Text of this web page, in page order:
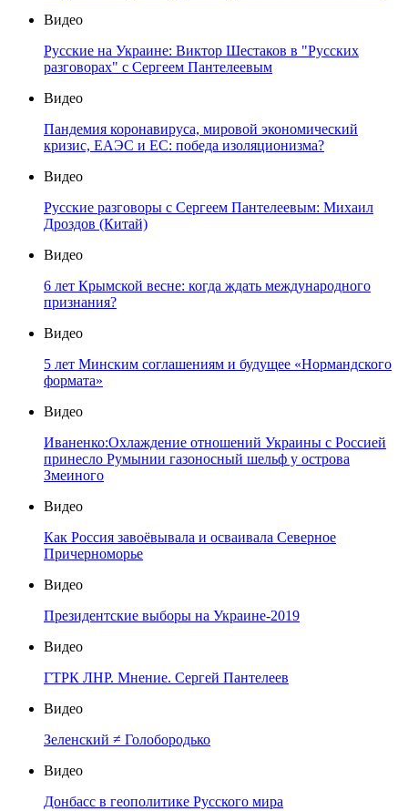
Видео
Русские на Украине: Виктор Шестаков в "Русских
разговорах" с Сергеем Пантелеевым
Видео
Пандемия коронавируса, мировой экономический
кризис, ЕАЭС и ЕС: победа изоляционизма?
Видео
Русские разговоры с Сергеем Пантелеевым: Михаил
Дроздов (Китай)
Видео
6 лет Крымской весне: когда ждать международного
признания?
Видео
5 лет Минским соглашениям и будущее «Нормандского
формата»
Видео
Иваненко:Охлаждение отношений Украины с Россией
принесло Румынии газоносный шельф у острова
Змеиного
Видео
Как Россия завоёвывала и осваивала Северное
Причерноморье
Видео
Президентские выборы на Украине-2019
Видео
ГТРК ЛНР. Мнение. Сергей Пантелеев
Видео
Зеленский ≠ Голобородько
Видео
Донбасс в геополитике Русского мира